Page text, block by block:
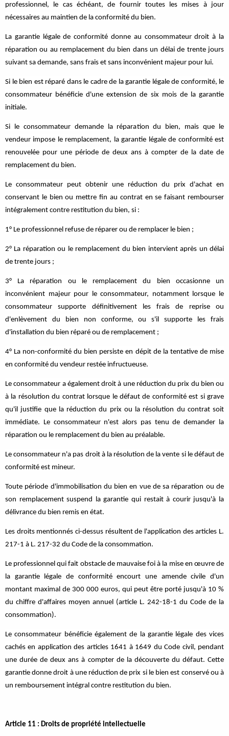
professionnel, le cas échéant, de fournir toutes les mises à jour
nécessaires au maintien de la conformité du bien.
La garantie légale de conformité donne au consommateur droit à la
réparation ou au remplacement du bien dans un délai de trente jours
suivant sa demande, sans frais et sans inconvénient majeur pour lui.
Si le bien est réparé dans le cadre de la garantie légale de conformité, le
consommateur bénéficie d'une extension de six mois de la garantie
initiale.
Si le consommateur demande la réparation du bien, mais que le
vendeur impose le remplacement, la garantie légale de conformité est
renouvelée pour une période de deux ans à compter de la date de
remplacement du bien.
Le consommateur peut obtenir une réduction du prix d'achat en
conservant le bien ou mettre fin au contrat en se faisant rembourser
intégralement contre restitution du bien, si :
1° Le professionnel refuse de réparer ou de remplacer le bien ;
2° La réparation ou le remplacement du bien intervient après un délai
de trente jours ;
3° La réparation ou le remplacement du bien occasionne un
inconvénient majeur pour le consommateur, notamment lorsque le
consommateur supporte définitivement les frais de reprise ou
d'enlèvement du bien non conforme, ou s'il supporte les frais
d'installation du bien réparé ou de remplacement ;
4° La non-conformité du bien persiste en dépit de la tentative de mise
en conformité du vendeur restée infructueuse.
Le consommateur a également droit à une réduction du prix du bien ou
à la résolution du contrat lorsque le défaut de conformité est si grave
qu'il justifie que la réduction du prix ou la résolution du contrat soit
immédiate. Le consommateur n'est alors pas tenu de demander la
réparation ou le remplacement du bien au préalable.
Le consommateur n'a pas droit à la résolution de la vente si le défaut de
conformité est mineur.
Toute période d'immobilisation du bien en vue de sa réparation ou de
son remplacement suspend la garantie qui restait à courir jusqu'à la
délivrance du bien remis en état.
Les droits mentionnés ci-dessus résultent de l'application des articles L.
217-1 à L. 217-32 du Code de la consommation.
Le professionnel qui fait obstacle de mauvaise foi à la mise en œuvre de
la garantie légale de conformité encourt une amende civile d'un
montant maximal de 300 000 euros, qui peut être porté jusqu'à 10 %
du chiffre d'affaires moyen annuel (article L. 242-18-1 du Code de la
consommation).
Le consommateur bénéficie également de la garantie légale des vices
cachés en application des articles 1641 à 1649 du Code civil, pendant
une durée de deux ans à compter de la découverte du défaut. Cette
garantie donne droit à une réduction de prix si le bien est conservé ou à
un remboursement intégral contre restitution du bien.
Article 11 : Droits de propriété intellectuelle